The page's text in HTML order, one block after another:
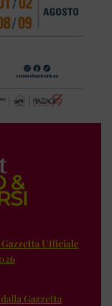
Ufficiale
Gazzetta